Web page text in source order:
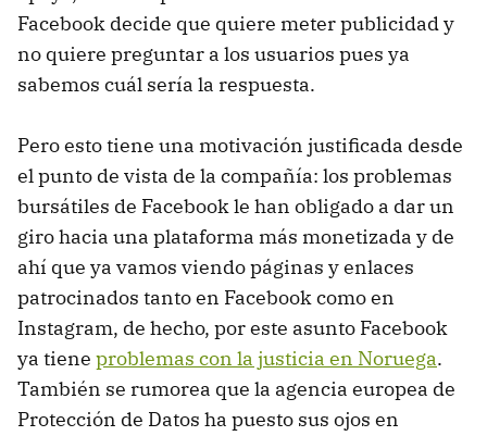
Facebook decide que quiere meter publicidad y
no quiere preguntar a los usuarios pues ya
sabemos cuál sería la respuesta.
Pero esto tiene una motivación justificada desde
el punto de vista de la compañía: los problemas
bursátiles de Facebook le han obligado a dar un
giro hacia una plataforma más monetizada y de
ahí que ya vamos viendo páginas y enlaces
patrocinados tanto en Facebook como en
Instagram, de hecho, por este asunto Facebook
ya tiene problemas con la justicia en Noruega.
También se rumorea que la agencia europea de
Protección de Datos ha puesto sus ojos en